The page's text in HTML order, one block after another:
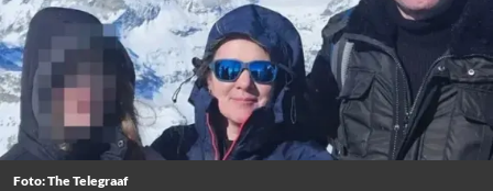
Foto: The Telegraaf